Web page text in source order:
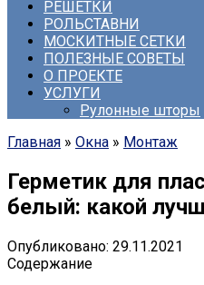
РЕШЕТКИ
РОЛЬСТАВНИ
МОСКИТНЫЕ СЕТКИ
ПОЛЕЗНЫЕ СОВЕТЫ
О ПРОЕКТЕ
УСЛУГИ
Рулонные шторы
Главная » Окна » Монтаж
Герметик для
белый: какой
Опубликовано: 29.11.2021
Содержание